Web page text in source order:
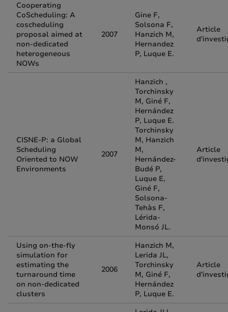
Cooperating
CoScheduling: A
coscheduling
proposal aimed at
non-dedicated
heterogeneous
NOWs
2007
Gine F,
Solsona F,
Hanzich M,
Hernandez
P, Luque E.
Article
CISNE-P: a Global
Scheduling
Oriented to NOW
Environments
2007
Hanzich ,
Torchinsky
M, Giné F,
Hernández
P, Luque E.
Torchinsky
M, Hanzich
M,
Hernández-
Budé P,
Luque E,
Giné F,
Solsona-
Tehàs F,
Lérida-
Monsó JL.
Article
Using on-the-fly
simulation for
estimating the
turnaround time
on non-dedicated
clusters
2006
Hanzich M,
Lerida JL,
Torchinsky
M, Giné F,
Hernández
P, Luque E.
Article